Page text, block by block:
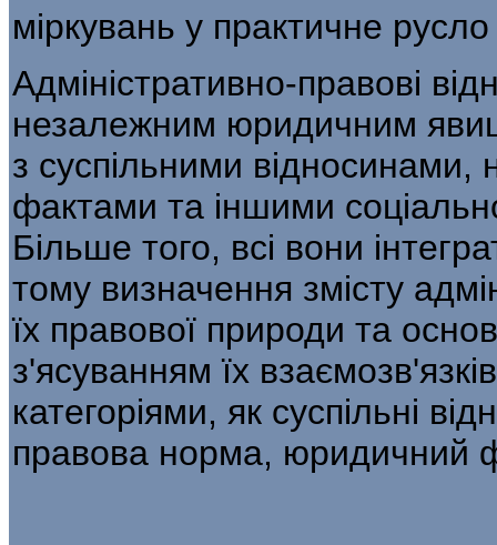
міркувань у прак­тичне
Адміністративно-правові
неза­лежним юридичним
з суспільними
фактами та іншими
Більше того, всі вони
тому визначення змісту
їх правової природи та
з'ясуванням їх
категоріями, як суспільні
правова норма, юридичний